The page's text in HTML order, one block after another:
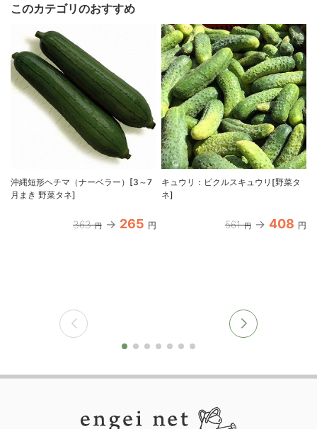
このカテゴリのおすすめ
沖縄短形ヘチマ（ナーベラー）[3～7
月まき 野菜タネ]
363 円 265 円
キュウリ：ピクルスキュウリ[野菜タ
ネ]
561 円 408 円